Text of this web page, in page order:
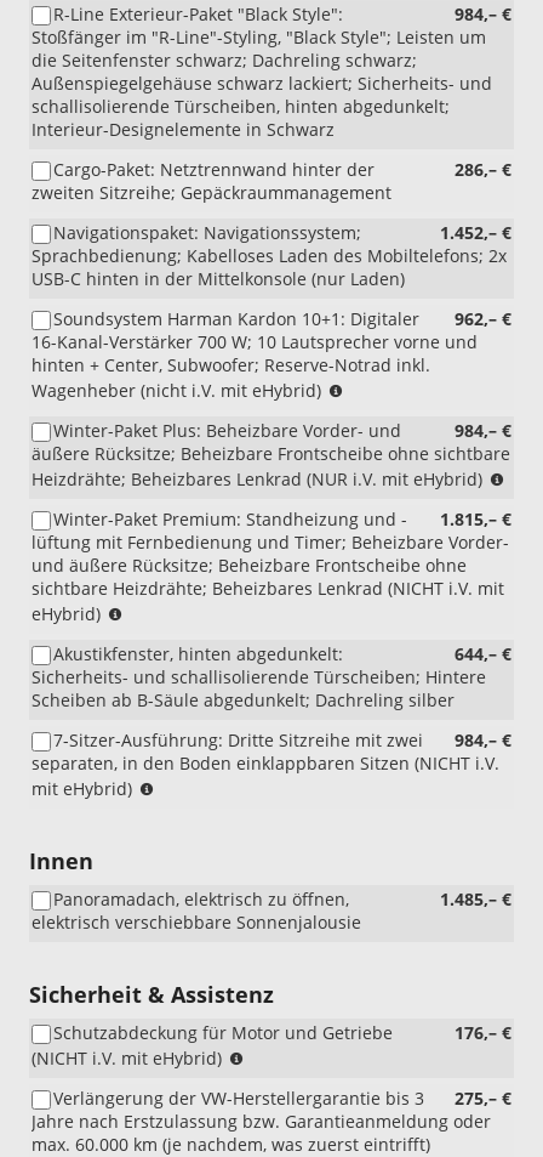
984,– €
R-Line Exterieur-Paket "Black Style":
Stoßfänger im "R-Line"-Styling, "Black Style"; Leisten um
die Seitenfenster schwarz; Dachreling schwarz;
Außenspiegelgehäuse schwarz lackiert; Sicherheits- und
schallisolierende Türscheiben, hinten abgedunkelt;
Interieur-Designelemente in Schwarz
286,– €
Cargo-Paket: Netztrennwand hinter der
zweiten Sitzreihe; Gepäckraummanagement
1.452,– €
Navigationspaket: Navigationssystem;
Sprachbedienung; Kabelloses Laden des Mobiltelefons; 2x
USB-C hinten in der Mittelkonsole (nur Laden)
962,– €
Soundsystem Harman Kardon 10+1: Digitaler
16-Kanal-Verstärker 700 W; 10 Lautsprecher vorne und
hinten + Center, Subwoofer; Reserve-Notrad inkl.
Wagenheber (nicht i.V. mit eHybrid)
mit
eHybrid)
984,– €
Winter-Paket Plus: Beheizbare Vorder- und
äußere Rücksitze; Beheizbare Frontscheibe ohne sichtbare
Heizdrähte; Beheizbares Lenkrad (NUR i.V. mit eHybrid)
mit
1.815,– €
Winter-Paket Premium: Standheizung und -
lüftung mit Fernbedienung und Timer; Beheizbare Vorder-
und äußere Rücksitze; Beheizbare Frontscheibe ohne
sichtbare Heizdrähte; Beheizbares Lenkrad (NICHT i.V. mit
eHybrid)
mit
eHybrid)
644,– €
Akustikfenster, hinten abgedunkelt:
Sicherheits- und schallisolierende Türscheiben; Hintere
Scheiben ab B-Säule abgedunkelt; Dachreling silber
984,– €
7-Sitzer-Ausführung: Dritte Sitzreihe mit zwei
separaten, in den Boden einklappbaren Sitzen (NICHT i.V.
mit eHybrid)
Innen
1.485,– €
Panoramadach, elektrisch zu öffnen,
elektrisch verschiebbare Sonnenjalousie
Sicherheit & Assistenz
176,– €
Schutzabdeckung für Motor und Getriebe
(NICHT i.V. mit eHybrid)
mit
eHybrid)
275,– €
Verlängerung der VW-Herstellergarantie bis 3
Jahre nach Erstzulassung bzw. Garantieanmeldung oder
max. 60.000 km (je nachdem, was zuerst eintrifft)